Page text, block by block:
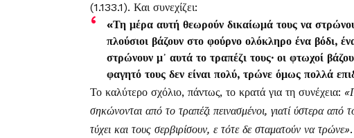
(1.133.1). Και συνεχίζει:
«Τη μέρα αυτή θεωρούν δικαίωμά τους να
πλούσιοι βάζουν στο φούρνο ολόκληρο ένα βόδι,
στρώνουν μ᾽ αυτά το τραπέζι τους· οι φτωχοί
φαγητό τους δεν είναι πολύ, τρώνε όμως πολλά
Το καλύτερο σχόλιο, πάντως, το κρατά για τη συνέχεια:
σηκώνονται από το τραπέζι πεινασμένοι, γιατί ύστερα από
τύχει και τους σερβιρίσουν, ε τότε δε σταματούν να τρώνε».